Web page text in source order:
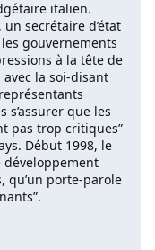
italien.
secrétaire d’état
gouvernements
à la tête de
la soi-disant
que les
pas trop critiques”
Début 1998, le
qu’un porte-parole